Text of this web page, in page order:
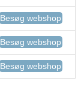
Besøg webshop
Besøg webshop
Besøg webshop